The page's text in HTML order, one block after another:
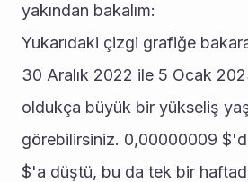
yakından bakalım:
Yukarıdaki çizgi grafiğe
30 Aralık 2022 ile 5 Ocak
oldukça büyük bir yükseliş
görebilirsiniz. 0,00000009
$'a düştü, bu da tek bir